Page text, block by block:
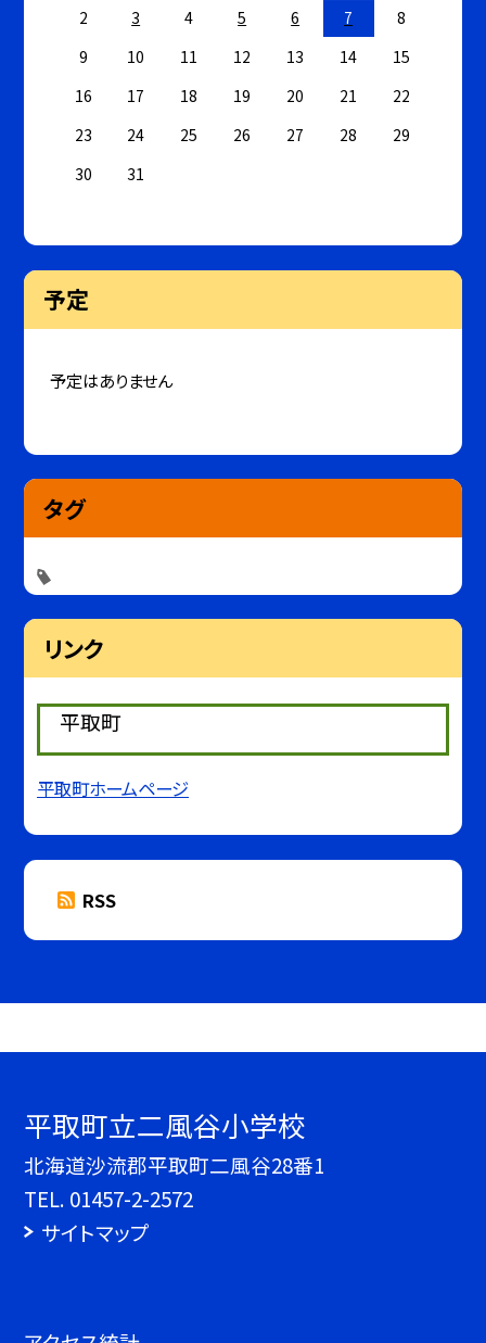
2
3 4 5 6 7
8
9
10 11 12 13 14
15
16
17 18 19 20 21
22
23
24 25 26 27 28
29
30
31
予定
予定はありません
タグ
リンク
平取町
平取町ホームページ
RSS
平取町立二風谷小学校
北海道沙流郡平取町二風谷28番1
TEL. 01457-2-2572
サイトマップ